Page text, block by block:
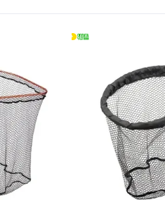
Дэвид в течение
Так же из
большого
рыб. Результат
Запущена новая
действительно
Удочки The
признаны
долговечность
материалами